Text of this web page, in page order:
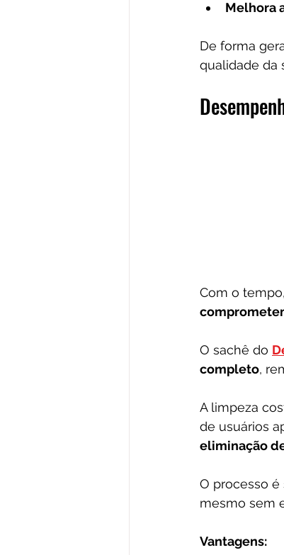
Melhora
De forma
qualidade da
Com o
O sachê do
completo,
A limpeza
de usuários
eliminação
O processo
mesmo sem
Vantagens: